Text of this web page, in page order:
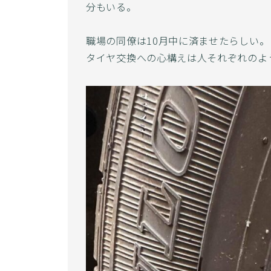
分もいる。
職場の同僚は10月中に済ませたらしい。
タイヤ交換への心構えは人それぞれのよ